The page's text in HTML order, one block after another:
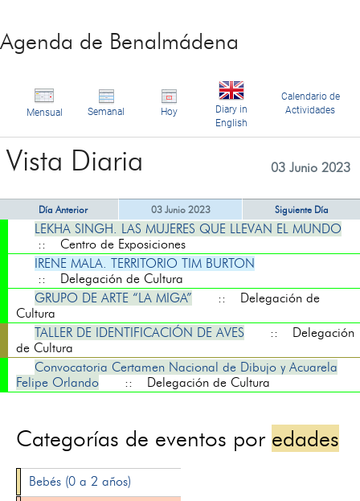
Agenda de Benalmádena
Mensual Semanal Hoy
Diary in
English
Calendario de
Actividades
Vista Diaria 03 Junio 2023
Día Anterior 03 Junio 2023 Siguiente Día
LEKHA SINGH. LAS MUJERES QUE LLEVAN EL MUNDO
:: Centro de Exposiciones
IRENE MALA. TERRITORIO TIM BURTON
:: Delegación de Cultura
GRUPO DE ARTE “LA MIGA”
:: Delegación de
Cultura
TALLER DE IDENTIFICACIÓN DE AVES
:: Delegación
de Cultura
Convocatoria Certamen Nacional de Dibujo y Acuarela
Felipe Orlando
:: Delegación de Cultura
Categorías de eventos por edades
Bebés (0 a 2 años)